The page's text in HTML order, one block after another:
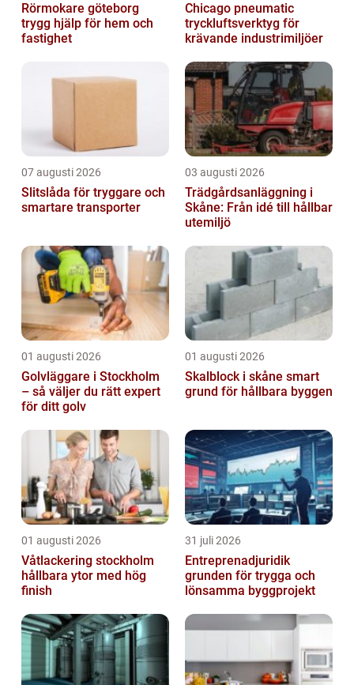
Rörmokare göteborg
trygg hjälp för hem och
fastighet
Chicago pneumatic
tryckluftsverktyg för
krävande industrimiljöer
07 augusti 2026
Slitslåda för tryggare och
smartare transporter
03 augusti 2026
Trädgårdsanläggning i
Skåne: Från idé till hållbar
utemiljö
01 augusti 2026
Golvläggare i Stockholm
– så väljer du rätt expert
för ditt golv
01 augusti 2026
Skalblock i skåne smart
grund för hållbara byggen
01 augusti 2026
Våtlackering stockholm
hållbara ytor med hög
finish
31 juli 2026
Entreprenadjuridik
grunden för trygga och
lönsamma byggprojekt